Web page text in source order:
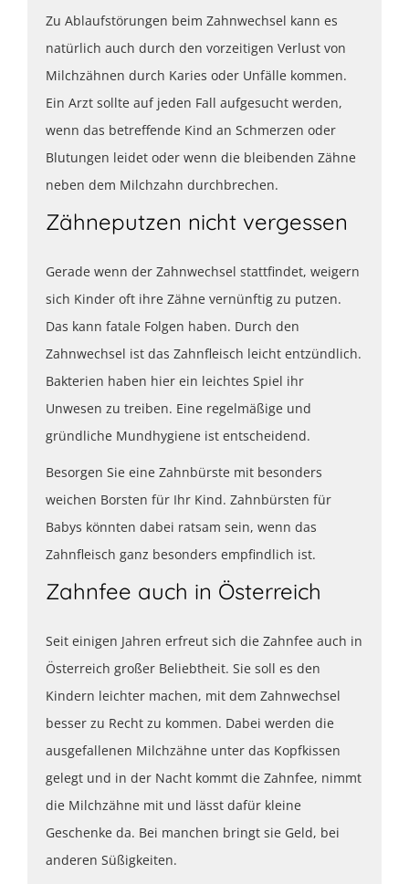
Zu Ablaufstörungen beim Zahnwechsel kann es
natürlich auch durch den vorzeitigen Verlust von
Milchzähnen durch Karies oder Unfälle kommen.
Ein Arzt sollte auf jeden Fall aufgesucht werden,
wenn das betreffende Kind an Schmerzen oder
Blutungen leidet oder wenn die bleibenden Zähne
neben dem Milchzahn durchbrechen.
Zähneputzen nicht vergessen
Gerade wenn der Zahnwechsel stattfindet, weigern
sich Kinder oft ihre Zähne vernünftig zu putzen.
Das kann fatale Folgen haben. Durch den
Zahnwechsel ist das Zahnfleisch leicht entzündlich.
Bakterien haben hier ein leichtes Spiel ihr
Unwesen zu treiben. Eine regelmäßige und
gründliche Mundhygiene ist entscheidend.
Besorgen Sie eine Zahnbürste mit besonders
weichen Borsten für Ihr Kind. Zahnbürsten für
Babys könnten dabei ratsam sein, wenn das
Zahnfleisch ganz besonders empfindlich ist.
Zahnfee auch in Österreich
Seit einigen Jahren erfreut sich die Zahnfee auch in
Österreich großer Beliebtheit. Sie soll es den
Kindern leichter machen, mit dem Zahnwechsel
besser zu Recht zu kommen. Dabei werden die
ausgefallenen Milchzähne unter das Kopfkissen
gelegt und in der Nacht kommt die Zahnfee, nimmt
die Milchzähne mit und lässt dafür kleine
Geschenke da. Bei manchen bringt sie Geld, bei
anderen Süßigkeiten.